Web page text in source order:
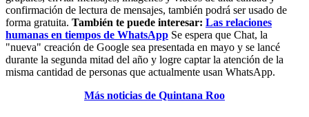
confirmación de lectura de mensajes, también podrá ser usado de
forma gratuita. También te puede interesar: Las relaciones
humanas en tiempos de WhatsApp Se espera que Chat, la
"nueva" creación de Google sea presentada en mayo y se lancé
durante la segunda mitad del año y logre captar la atención de la
misma cantidad de personas que actualmente usan WhatsApp.
Más noticias de Quintana Roo